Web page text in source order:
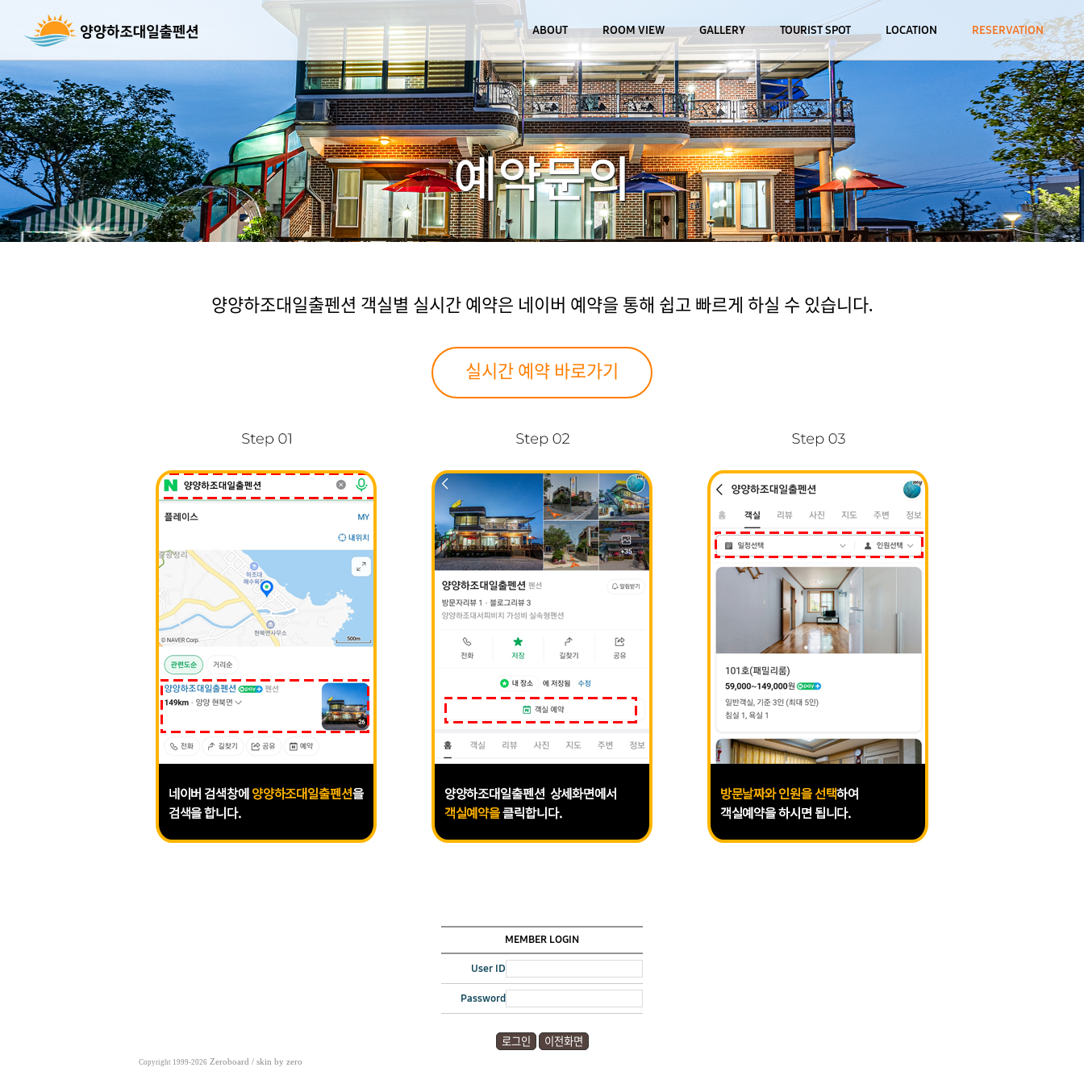
예약문의
양양하조대일출펜션 객실별 실시간 예약은 네이버 예약을 통해 쉽고 빠르게 하실 수 있습니다.
실시간 예약 바로가기
MEMBER LOGIN
User ID
Password
Copyright 1999-2026 Zeroboard / skin by zero
ABOUT ROOM VIEW GALLERY TOURIST SPOT LOCATION RESERVATION